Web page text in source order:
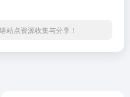
站点资源收集与分享！